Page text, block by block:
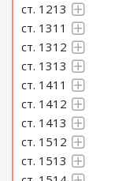
ст. 1213
ст. 1311
ст. 1312
ст. 1313
ст. 1411
ст. 1412
ст. 1413
ст. 1512
ст. 1513